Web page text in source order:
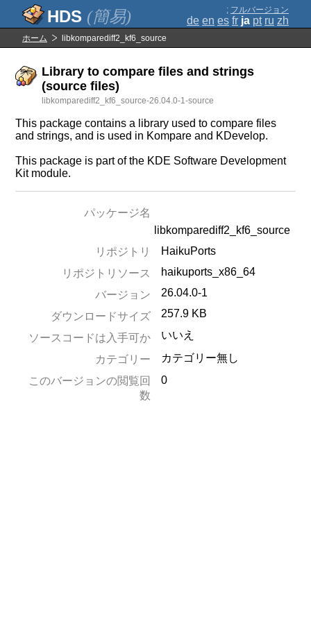
(簡易) ; フルバージョン
de en es fr ja pt ru zh
ホーム libkomparediff2_kf6_source
Library to compare files and strings
(source files)
libkomparediff2_kf6_source-26.04.0-1-source
This package contains a library used to compare files
and strings, and is used in Kompare and KDevelop.
This package is part of the KDE Software Development
Kit module.
パッケージ名
libkomparediff2_kf6_source
リポジトリ
HaikuPorts
リポジトリソース
haikuports_x86_64
バージョン
26.04.0-1
ダウンロードサイズ
257.9 KB
ソースコードは入手可か いいえ
カテゴリー
カテゴリー無し
このバージョンの閲覧回
数
0